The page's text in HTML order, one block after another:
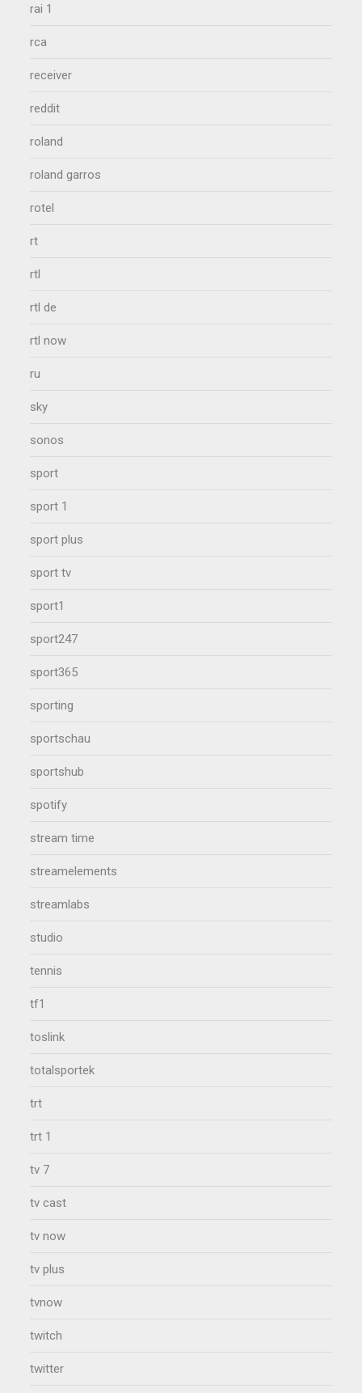
rai 1
rca
receiver
reddit
roland
roland garros
rotel
rt
rtl
rtl de
rtl now
ru
sky
sonos
sport
sport 1
sport plus
sport tv
sport1
sport247
sport365
sporting
sportschau
sportshub
spotify
stream time
streamelements
streamlabs
studio
tennis
tf1
toslink
totalsportek
trt
trt 1
tv 7
tv cast
tv now
tv plus
tvnow
twitch
twitter